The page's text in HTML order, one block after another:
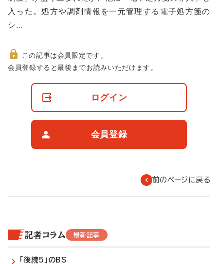
入った。処方や調剤情報を一元管理する電子処方箋の
シ…
非
この記事は会員限定です。
会員登録すると最後までお読みいただけます。
ログイン
会員登録
前のページに戻る
記者コラム 最新記事
「後続5」のBS